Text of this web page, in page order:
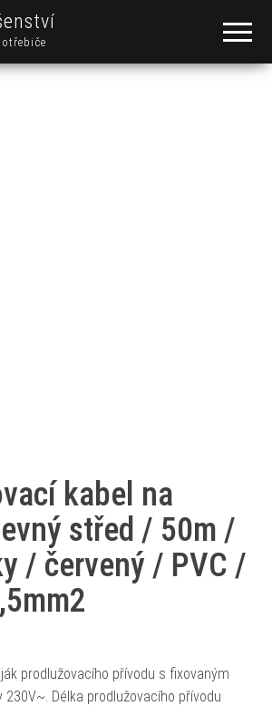
kabel na
střed / 50m /
/ červený / PVC /
prodlužovacího přívodu s fixovaným
Délka prodlužovacího přívodu